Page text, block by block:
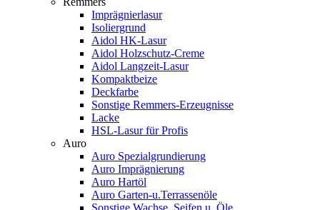
Imprägnierlasur
Isoliergrund
Aidol HK-Lasur
Aidol Holzschutz-Creme
Aidol Langzeit-Lasur
Kompaktbeize
Deckfarbe
Sonstige Remmers-Erzeugnisse
Lacke
HSL-Lasur für Profis
Auro
Auro Spezialgrundierung
Auro Imprägnierung
Auro Hartöl
Auro Garten-u.Terrassenöle